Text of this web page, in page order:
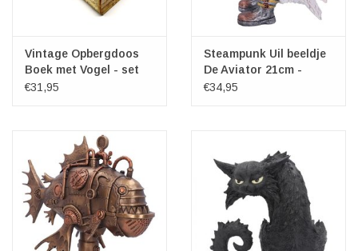
Vintage Opbergdoos
Boek met Vogel - set
van 2
€31,95
Steampunk Uil beeldje
De Aviator 21cm -
Nemesis Now
€34,95